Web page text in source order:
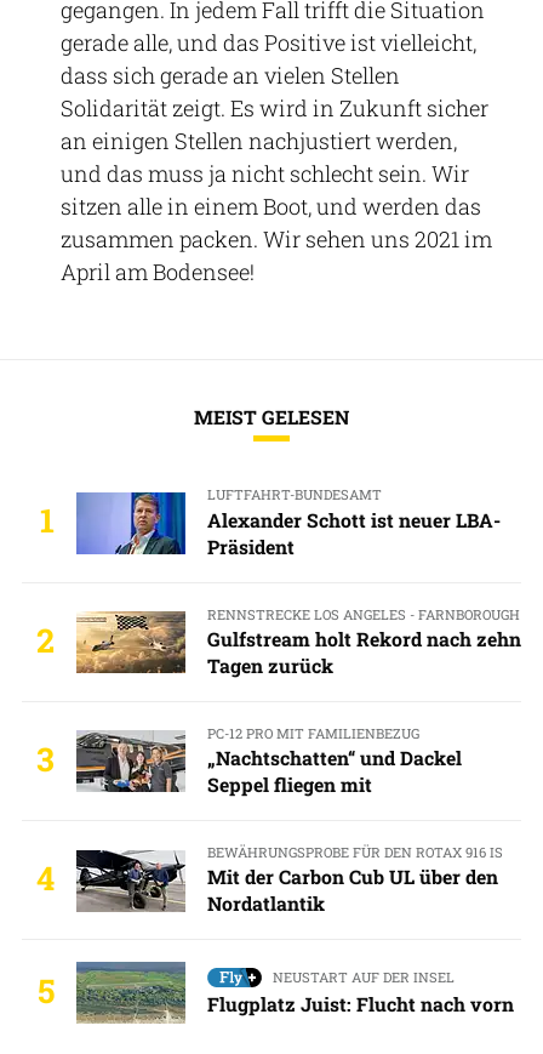
gegangen. In jedem Fall trifft die Situation
gerade alle, und das Positive ist vielleicht,
dass sich gerade an vielen Stellen
Solidarität zeigt. Es wird in Zukunft sicher
an einigen Stellen nachjustiert werden,
und das muss ja nicht schlecht sein. Wir
sitzen alle in einem Boot, und werden das
zusammen packen. Wir sehen uns 2021 im
April am Bodensee!
MEIST GELESEN
1
LUFTFAHRT-BUNDESAMT
Alexander Schott ist neuer LBA-
Präsident
2
RENNSTRECKE LOS ANGELES - FARNBOROUGH
Gulfstream holt Rekord nach zehn
Tagen zurück
3
PC-12 PRO MIT FAMILIENBEZUG
„Nachtschatten“ und Dackel
Seppel fliegen mit
4
BEWÄHRUNGSPROBE FÜR DEN ROTAX 916 IS
Mit der Carbon Cub UL über den
Nordatlantik
5 NEUSTART AUF DER INSEL
Flugplatz Juist: Flucht nach vorn